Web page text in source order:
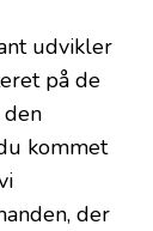
udvikler
på de
kommet
der